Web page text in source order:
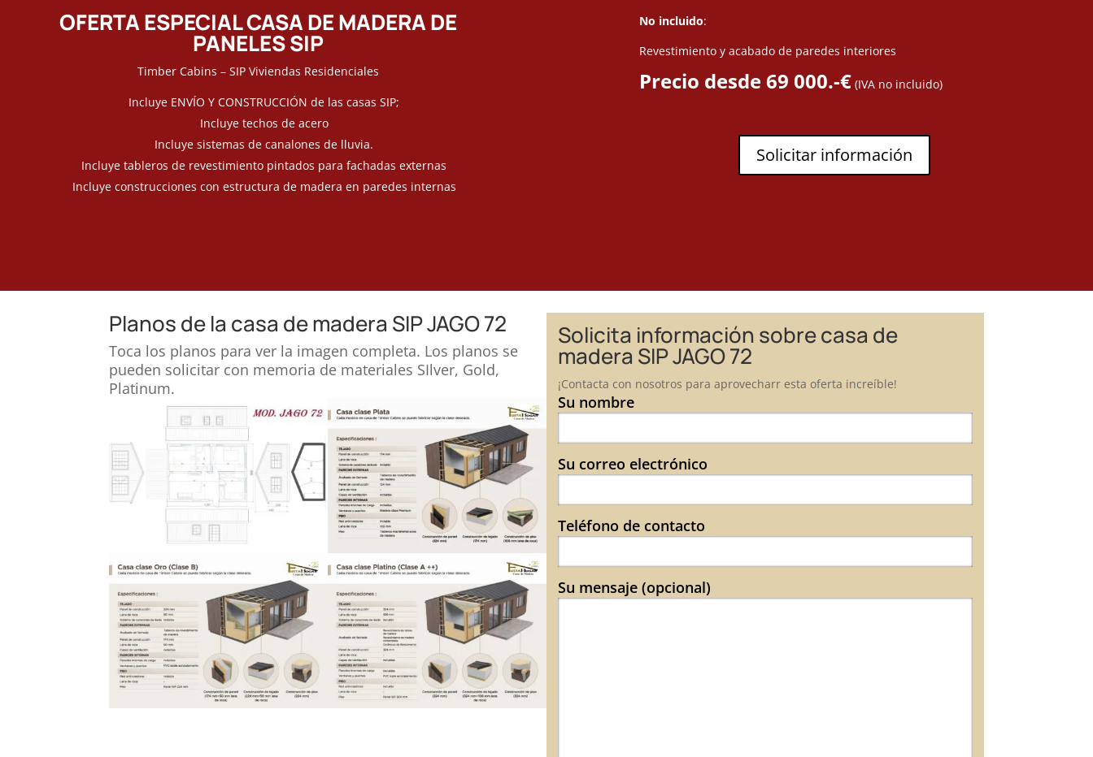
OFERTA ESPECIAL CASA DE MADERA DE
PANELES SIP
Timber Cabins – SIP Viviendas Residenciales
Incluye ENVÍO Y CONSTRUCCIÓN de las casas SIP;
Incluye techos de acero
Incluye sistemas de canalones de lluvia.
Incluye tableros de revestimiento pintados para fachadas externas
Incluye construcciones con estructura de madera en paredes internas
No incluido:
Revestimiento y acabado de paredes interiores
Precio desde 69 000.-€ (IVA no incluido)
Solicitar información
Planos de la casa de madera SIP JAGO 72
Toca los planos para ver la imagen completa. Los planos se
pueden solicitar con memoria de materiales SIlver, Gold,
Platinum.
Solicita información sobre casa de
madera SIP JAGO 72
¡Contacta con nosotros para aprovecharr esta oferta increíble!
Su nombre
Su correo electrónico
Teléfono de contacto
Su mensaje (opcional)